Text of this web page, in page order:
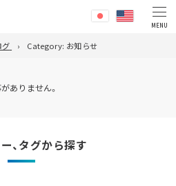
グ Category: お知らせ
ありません。
、タグから探す